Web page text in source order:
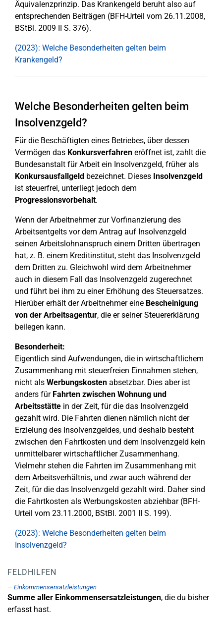
Äquivalenzprinzip. Das Krankengeld beruht also auf
entsprechenden Beiträgen (BFH-Urteil vom 26.11.2008,
BStBl. 2009 II S. 376).
(2023): Welche Besonderheiten gelten beim
Krankengeld?
Welche Besonderheiten gelten beim
Insolvenzgeld?
Für die Beschäftigten eines Betriebes, über dessen
Vermögen das Konkursverfahren eröffnet ist, zahlt die
Bundesanstalt für Arbeit ein Insolvenzgeld, früher als
Konkursausfallgeld bezeichnet. Dieses Insolvenzgeld
ist steuerfrei, unterliegt jedoch dem
Progressionsvorbehalt.
Wenn der Arbeitnehmer zur Vorfinanzierung des
Arbeitsentgelts vor dem Antrag auf Insolvenzgeld
seinen Arbeitslohnanspruch einem Dritten übertragen
hat, z. B. einem Kreditinstitut, steht das Insolvenzgeld
dem Dritten zu. Gleichwohl wird dem Arbeitnehmer
auch in diesem Fall das Insolvenzgeld zugerechnet
und führt bei ihm zu einer Erhöhung des Steuersatzes.
Hierüber erhält der Arbeitnehmer eine Bescheinigung
von der Arbeitsagentur, die er seiner Steuererklärung
beilegen kann.
Besonderheit:
Eigentlich sind Aufwendungen, die in wirtschaftlichem
Zusammenhang mit steuerfreien Einnahmen stehen,
nicht als Werbungskosten absetzbar. Dies aber ist
anders für Fahrten zwischen Wohnung und
Arbeitsstätte in der Zeit, für die das Insolvenzgeld
gezahlt wird. Die Fahrten dienen nämlich nicht der
Erzielung des Insolvenzgeldes, und deshalb besteht
zwischen den Fahrtkosten und dem Insolvenzgeld kein
unmittelbarer wirtschaftlicher Zusammenhang.
Vielmehr stehen die Fahrten im Zusammenhang mit
dem Arbeitsverhältnis, und zwar auch während der
Zeit, für die das Insolvenzgeld gezahlt wird. Daher sind
die Fahrtkosten als Werbungskosten abziehbar (BFH-
Urteil vom 23.11.2000, BStBl. 2001 II S. 199).
(2023): Welche Besonderheiten gelten beim
Insolvenzgeld?
FELDHILFEN
Einkommensersatzleistungen
Summe aller Einkommensersatzleistungen, die du bisher
erfasst hast.